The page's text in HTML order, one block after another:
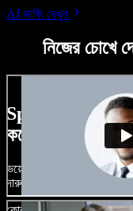
AI ডাবিং দেখুন
নিজের চোখে
Speechify Studio
কয়েকটা উদাহরণ দেখুন
ভয়েসওভার, রয়্যালটি-ফ্রি
দারুণ মনে রাখার মতো অডিও-